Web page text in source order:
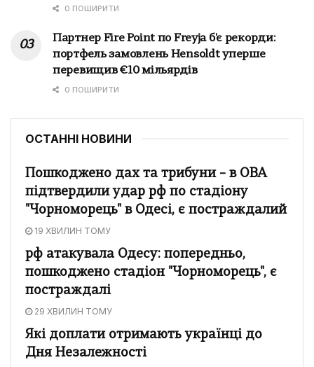
0 ПОШИРИТИ
Партнер Fire Point по Freyja б'є рекорди:
портфель замовлень Hensoldt уперше
перевищив €10 мільярдів
0 ПОШИРИТИ
ОСТАННІ НОВИНИ
Пошкоджено дах та трибуни – в ОВА
підтвердили удар рф по стадіону
"Чорноморець" в Одесі, є постраждалий
19 ХВИЛИН ТОМУ
рф атакувала Одесу: попередньо,
пошкоджено стадіон "Чорноморець", є
постраждалі
29 ХВИЛИН ТОМУ
Які доплати отримають українці до
Дня Незалежності